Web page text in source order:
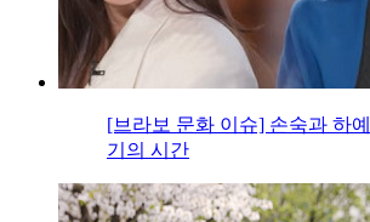
[브라보 문화 이슈] 손숙과 하
기의 시간